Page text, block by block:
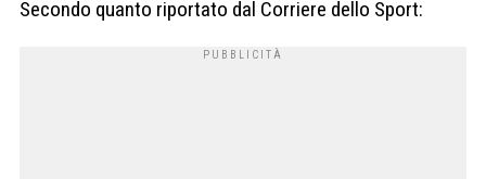
Secondo quanto riportato dal Corriere dello Sport: